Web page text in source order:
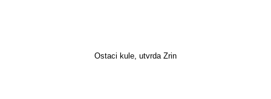
Ostaci kule, utvrda Zrin